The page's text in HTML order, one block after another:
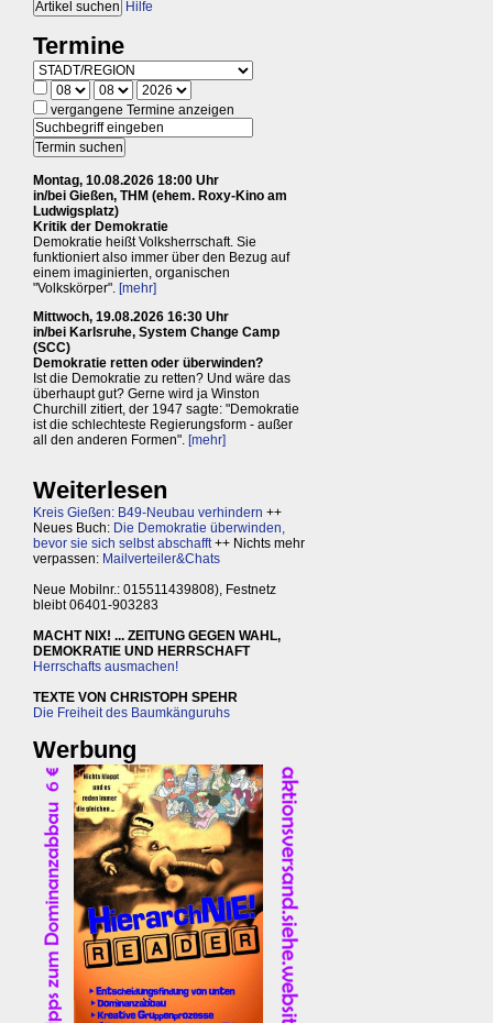
Hilfe
Termine
vergangene Termine anzeigen
Montag, 10.08.2026 18:00 Uhr
in/bei Gießen, THM (ehem. Roxy-Kino am
Ludwigsplatz)
Kritik der Demokratie
Demokratie heißt Volksherrschaft. Sie
funktioniert also immer über den Bezug auf
einem imaginierten, organischen
"Volkskörper". [mehr]
Mittwoch, 19.08.2026 16:30 Uhr
in/bei Karlsruhe, System Change Camp
(SCC)
Demokratie retten oder überwinden?
Ist die Demokratie zu retten? Und wäre das
überhaupt gut? Gerne wird ja Winston
Churchill zitiert, der 1947 sagte: "Demokratie
ist die schlechteste Regierungsform - außer
all den anderen Formen". [mehr]
Weiterlesen
Kreis Gießen: B49-Neubau verhindern ++
Neues Buch: Die Demokratie überwinden,
bevor sie sich selbst abschafft++ Nichts mehr
verpassen: Mailverteiler&Chats
Neue Mobilnr.: 015511439808), Festnetz
bleibt 06401-903283
MACHT NIX! ... ZEITUNG GEGEN WAHL,
DEMOKRATIE UND HERRSCHAFT
Herrschafts ausmachen!
TEXTE VON CHRISTOPH SPEHR
Die Freiheit des Baumkänguruhs
Werbung